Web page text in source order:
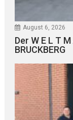
August 6, 2026
Der W E L T
BRUCKBERG